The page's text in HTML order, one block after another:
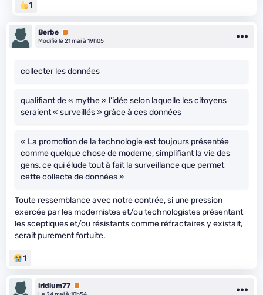
1
Berbe Premium
Modifié le 21 mai à 19h05
collecter les données
qualifiant de « mythe » l’idée selon laquelle les citoyens
seraient « surveillés » grâce à ces données
« La promotion de la technologie est toujours présentée
comme quelque chose de moderne, simplifiant la vie des
gens, ce qui élude tout à fait la surveillance que permet
cette collecte de données »
Toute ressemblance avec notre contrée, si une pression
exercée par les modernistes et/ou technologistes présentant
les sceptiques et/ou résistants comme réfractaires y existait,
serait purement fortuite.
1
iridium77 Premium